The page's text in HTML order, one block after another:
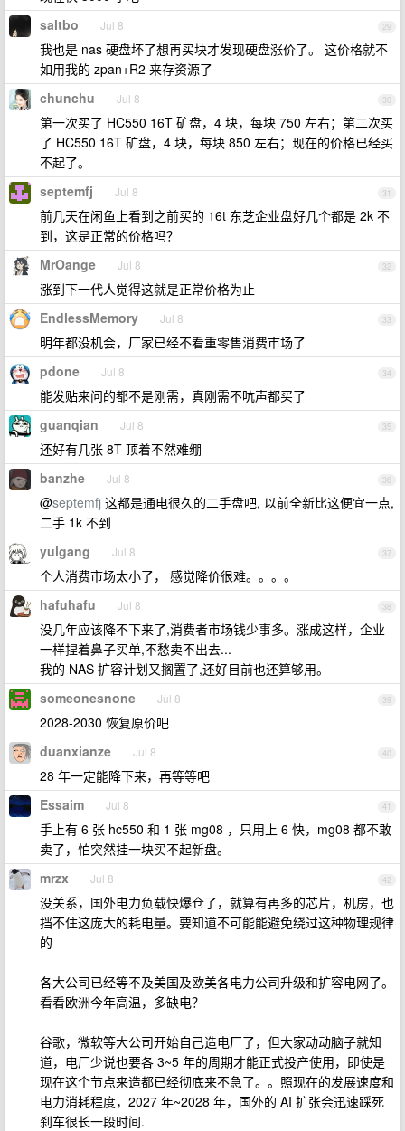
29
saltbo Jul 8
我也是 nas 硬盘坏了想再买块才发现硬盘涨价了。 这价格就不
如用我的 zpan+R2 来存资源了
30
chunchu Jul 8
第一次买了 HC550 16T 矿盘，4 块，每块 750 左右；第二次买
了 HC550 16T 矿盘，4 块，每块 850 左右；现在的价格已经买
不起了。
31
septemfj Jul 8
前几天在闲鱼上看到之前买的 16t 东芝企业盘好几个都是 2k 不
到，这是正常的价格吗？
32
MrOange Jul 8
涨到下一代人觉得这就是正常价格为止
33
EndlessMemory Jul 8
明年都没机会，厂家已经不看重零售消费市场了
34
pdone Jul 8
能发贴来问的都不是刚需，真刚需不吭声都买了
35
guanqian Jul 8
还好有几张 8T 顶着不然难绷
36
banzhe Jul 8
@septemfj 这都是通电很久的二手盘吧, 以前全新比这便宜一点,
二手 1k 不到
37
yulgang Jul 8
个人消费市场太小了， 感觉降价很难。。。。
38
hafuhafu Jul 8
没几年应该降不下来了,消费者市场钱少事多。涨成这样，企业
一样捏着鼻子买单,不愁卖不出去...
我的 NAS 扩容计划又搁置了,还好目前也还算够用。
39
someonesnone Jul 8
2028-2030 恢复原价吧
40
duanxianze Jul 8
28 年一定能降下来，再等等吧
41
Essaim Jul 8
手上有 6 张 hc550 和 1 张 mg08 ，只用上 6 快，mg08 都不敢
卖了，怕突然挂一块买不起新盘。
42
mrzx Jul 8
没关系，国外电力负载快爆仓了，就算有再多的芯片，机房，也
挡不住这庞大的耗电量。要知道不可能能避免绕过这种物理规律
的
各大公司已经等不及美国及欧美各电力公司升级和扩容电网了。
看看欧洲今年高温，多缺电？
谷歌，微软等大公司开始自己造电厂了，但大家动动脑子就知
道，电厂少说也要各 3~5 年的周期才能正式投产使用，即使是
现在这个节点来造都已经彻底来不急了。。照现在的发展速度和
电力消耗程度，2027 年~2028 年，国外的 AI 扩张会迅速踩死
刹车很长一段时间.